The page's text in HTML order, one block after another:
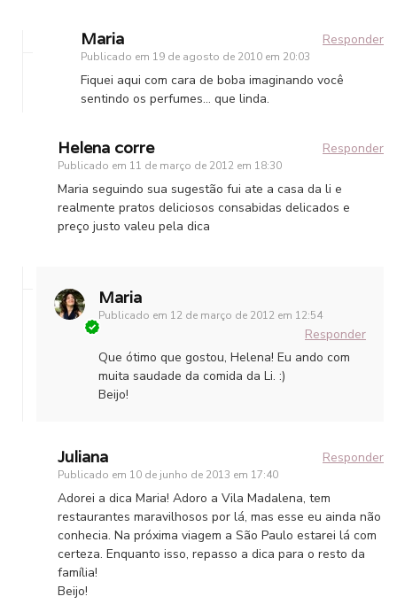
Maria
Publicado em 19 de agosto de 2010 em 20:03
Responder
Fiquei aqui com cara de boba imaginando você
sentindo os perfumes… que linda.
Helena corre
Publicado em 11 de março de 2012 em 18:30
Responder
Maria seguindo sua sugestão fui ate a casa da li e
realmente pratos deliciosos consabidas delicados e
preço justo valeu pela dica
Maria
Publicado em 12 de março de 2012 em 12:54
Responder
Que ótimo que gostou, Helena! Eu ando com
muita saudade da comida da Li. :)
Beijo!
Juliana
Publicado em 10 de junho de 2013 em 17:40
Responder
Adorei a dica Maria! Adoro a Vila Madalena, tem
restaurantes maravilhosos por lá, mas esse eu ainda não
conhecia. Na próxima viagem a São Paulo estarei lá com
certeza. Enquanto isso, repasso a dica para o resto da
família!
Beijo!